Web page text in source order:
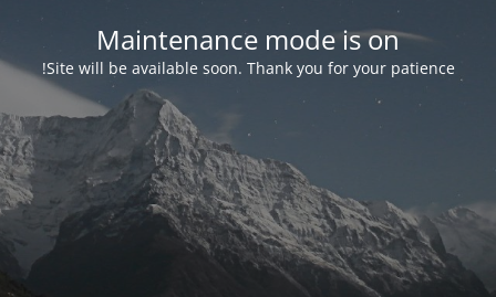
Maintenance mode is on
Site will be available soon. Thank you for your patience!